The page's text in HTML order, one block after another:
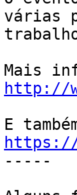
várias
http://
https://
-----